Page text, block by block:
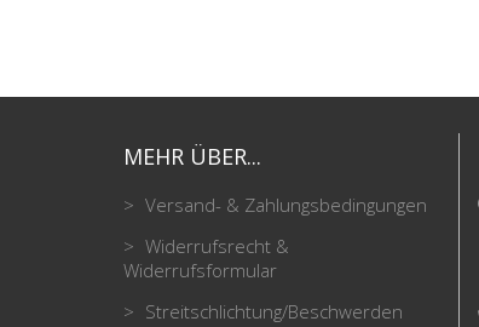
MEHR ÜBER...
Versand- & Zahlungsbedingungen
Widerrufsrecht &
Widerrufsformular
Streitschlichtung/Beschwerden